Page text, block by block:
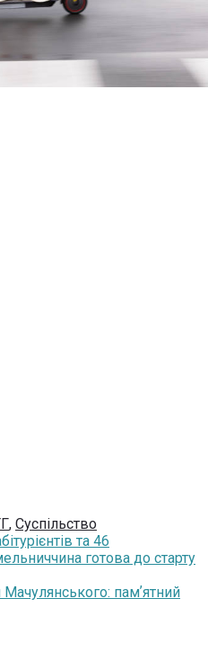
, Суспільство
та 46
готова до старту
памʼятний